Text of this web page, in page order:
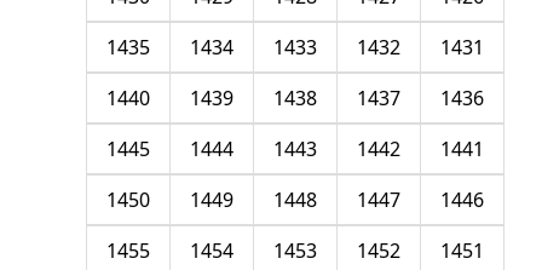
1431
1432
1433
1434
1435
1436
1437
1438
1439
1440
1441
1442
1443
1444
1445
1446
1447
1448
1449
1450
1451
1452
1453
1454
1455